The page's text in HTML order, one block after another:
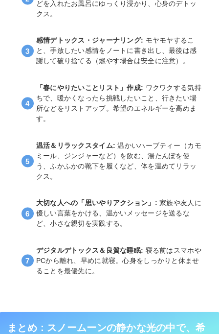
どを入れたお風呂にゆっくり浸かり、心身のデトッ
クス。
感情デトックス・ジャーナリング: モヤモヤするこ
と、手放したい感情をノートに書き出し、最後は感
謝して破り捨てる（燃やす場合は安全に注意）。
「春にやりたいことリスト」作成: ワクワクする気持
ちで、暖かくなったら挑戦したいこと、行きたい場
所などをリストアップ。希望のエネルギーを高めま
す。
温活＆リラックスタイム: 温かいハーブティー（カモ
ミール、ジンジャーなど）を飲む、湯たんぽを使
う、ふかふかの靴下を履くなど、体を温めてリラッ
クス。
大切な人への「思いやりアクション」: 家族や友人に
優しい言葉をかける、温かいメッセージを送るな
ど、小さな親切を実践する。
デジタルデトックス＆良質な睡眠: 寝る前はスマホや
PCから離れ、早めに就寝。心身をしっかりと休ませ
ることを最優先に。
まとめ：スノームーンの静かな光の中で、希